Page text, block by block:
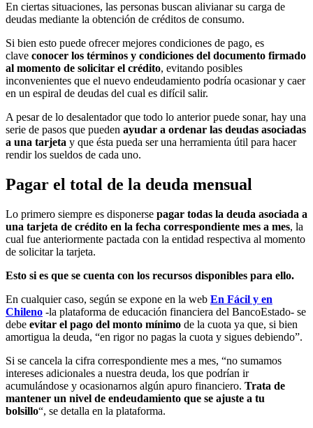
En ciertas situaciones, las personas buscan alivianar su carga de
deudas mediante la obtención de créditos de consumo.
Si bien esto puede ofrecer mejores condiciones de pago, es
clave conocer los términos y condiciones del documento firmado
al momento de solicitar el crédito, evitando posibles
inconvenientes que el nuevo endeudamiento podría ocasionar y caer
en un espiral de deudas del cual es difícil salir.
A pesar de lo desalentador que todo lo anterior puede sonar, hay una
serie de pasos que pueden ayudar a ordenar las deudas asociadas
a una tarjeta y que ésta pueda ser una herramienta útil para hacer
rendir los sueldos de cada uno.
Pagar el total de la deuda mensual
Lo primero siempre es disponerse pagar todas la deuda asociada a
una tarjeta de crédito en la fecha correspondiente mes a mes, la
cual fue anteriormente pactada con la entidad respectiva al momento
de solicitar la tarjeta.
Esto si es que se cuenta con los recursos disponibles para ello.
En cualquier caso, según se expone en la web En Fácil y en
Chileno -la plataforma de educación financiera del BancoEstado- se
debe evitar el pago del monto mínimo de la cuota ya que, si bien
amortigua la deuda, “en rigor no pagas la cuota y sigues debiendo”.
Si se cancela la cifra correspondiente mes a mes, “no sumamos
intereses adicionales a nuestra deuda, los que podrían ir
acumulándose y ocasionarnos algún apuro financiero. Trata de
mantener un nivel de endeudamiento que se ajuste a tu
bolsillo“, se detalla en la plataforma.